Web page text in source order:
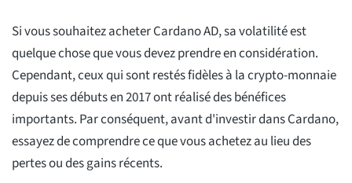
Si vous souhaitez acheter Cardano AD, sa volatilité est
quelque chose que vous devez prendre en considération.
Cependant, ceux qui sont restés fidèles à la crypto-monnaie
depuis ses débuts en 2017 ont réalisé des bénéfices
importants. Par conséquent, avant d'investir dans Cardano,
essayez de comprendre ce que vous achetez au lieu des
pertes ou des gains récents.